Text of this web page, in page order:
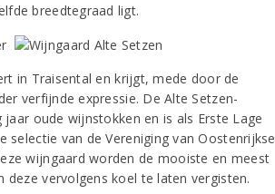
breedtegraad ligt.
in Traisental en krijgt, mede door de
verfijnde expressie. De Alte Setzen-
oude wijnstokken en is als Erste Lage
selectie van de Vereniging van Oostenrijkse
wijngaard worden de mooiste en meest
deze vervolgens koel te laten vergisten.